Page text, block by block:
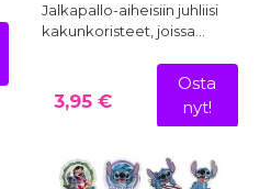
Jalkapallo-aiheisiin juhliisi
kakunkoristeet, joissa…
3,95 €
Osta
nyt!